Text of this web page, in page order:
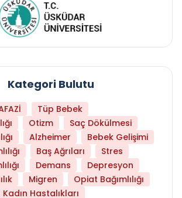
Kategori Bulutu
Tüp Bebek
Otizm
Saç Dökülmesi
Alzheimer
Bebek Gelişimi
Baş Ağrıları
Stres
Demans
Depresyon
Migren
Opiat Bağımlılığı
Kadın Hastalıkları